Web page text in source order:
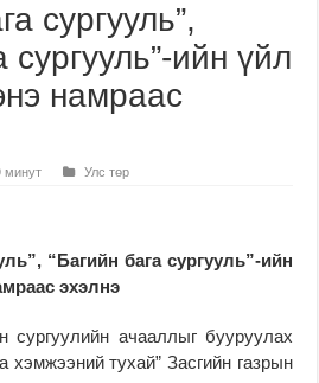
сургууль”,
сургууль”-ийн үйл
намраас
минут Улс төр
“Багийн бага сургууль”-ийн
эхэлнэ
сургуулийн ачааллыг бууруулах
хэмжээний тухай” Засгийн газрын